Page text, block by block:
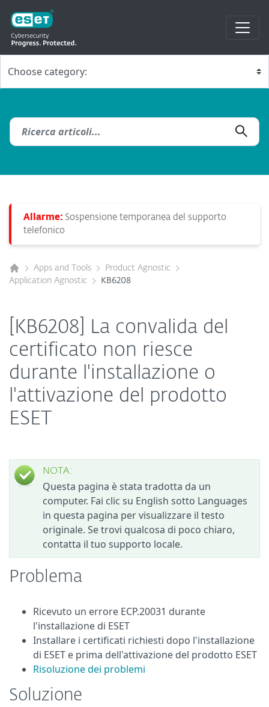
Allarme: Sospensione temporanea del supporto
telefonico
Apps and Tools
Product Agnostic
Application Agnostic
KB6208
[KB6208] La convalida del
certificato non riesce
durante l'installazione o
l'attivazione del prodotto
ESET
NOTA:
Questa pagina è stata tradotta da un
computer. Fai clic su English sotto Languages
in questa pagina per visualizzare il testo
originale. Se trovi qualcosa di poco chiaro,
contatta il tuo supporto locale.
Problema
Ricevuto un errore ECP.20031 durante
l'installazione di ESET
Installare i certificati richiesti dopo l'installazione
di ESET e prima dell'attivazione del prodotto ESET
Risoluzione dei problemi
Soluzione